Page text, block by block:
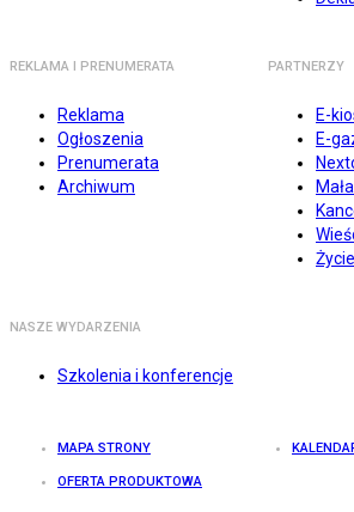
REKLAMA I PRENUMERATA
Reklama
Ogłoszenia
Prenumerata
Archiwum
PARTNERZY
E-
E-
NASZE WYDARZENIA
Szkolenia i konferencje
MAPA STRONY
OFERTA PRODUKTOWA